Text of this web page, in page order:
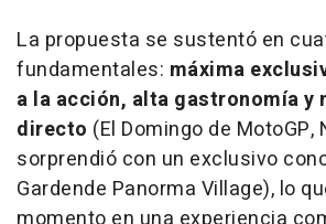
La propuesta se sustentó en
fundamentales: máxima
a la acción, alta gastronomía y
directo (El Domingo de MotoGP,
sorprendió con un exclusivo
Gardende Panorma Village), lo